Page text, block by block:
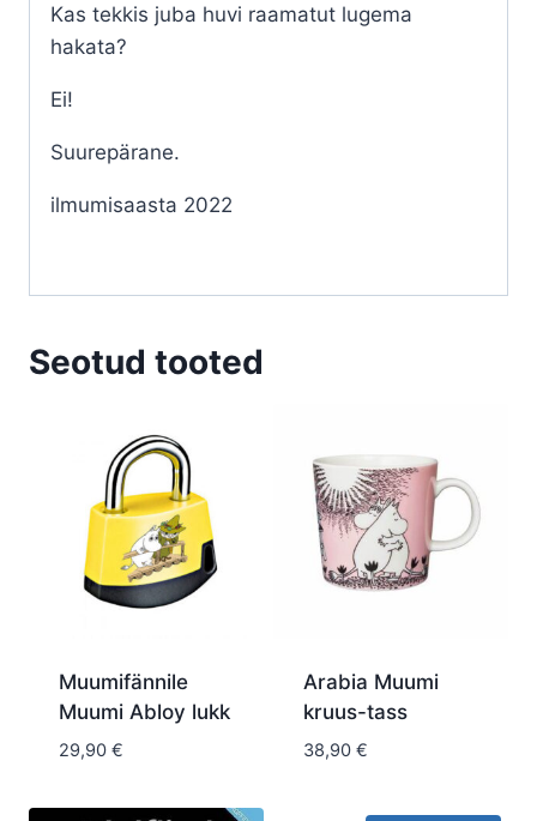
Kas tekkis juba huvi raamatut lugema
hakata?
Ei!
Suurepärane.
ilmumisaasta 2022
Seotud tooted
Muumifännile
Muumi Abloy lukk
29,90 €
Arabia Muumi
kruus-tass
38,90 €